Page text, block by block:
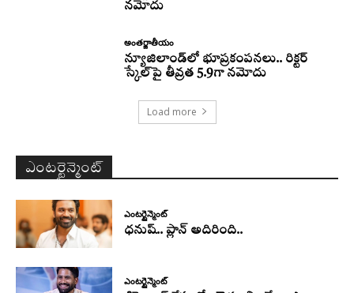
నమోదు
అంతర్జాతీయం
న్యూజిలాండ్‌లో భూప్రకంపనలు.. రిక్టర్‌
స్కేల్‌పై తీవ్రత 5.9గా నమోదు
Load more
ఎంటర్టైన్మెంట్
ఎంటర్టైన్మెంట్
ధనుష్‌.. ప్లాన్ అదిరింది..
ఎంటర్టైన్మెంట్